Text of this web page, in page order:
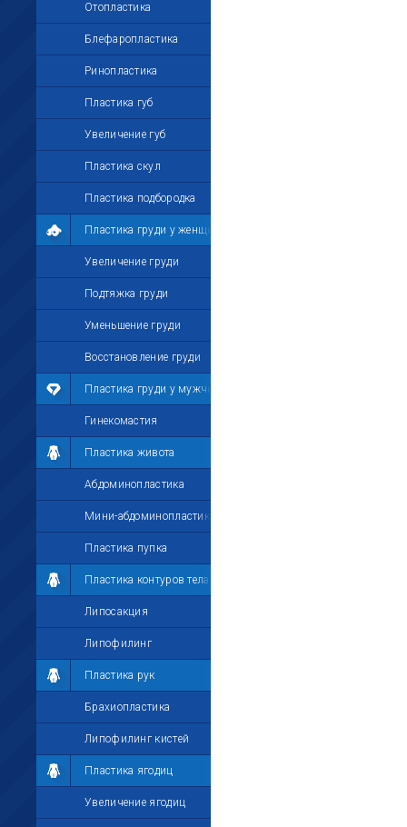
Отопластика
Блефаропластика
Ринопластика
Пластика губ
Увеличение губ
Пластика скул
Пластика подбородка
Пластика груди у женщин
Увеличение груди
Подтяжка груди
Уменьшение груди
Восстановление груди
Пластика груди у мужчин
Гинекомастия
Пластика живота
Абдоминопластика
Мини-абдоминопластика
Пластика пупка
Пластика контуров тела
Липосакция
Липофилинг
Пластика рук
Брахиопластика
Липофилинг кистей
Пластика ягодиц
Увеличение ягодиц